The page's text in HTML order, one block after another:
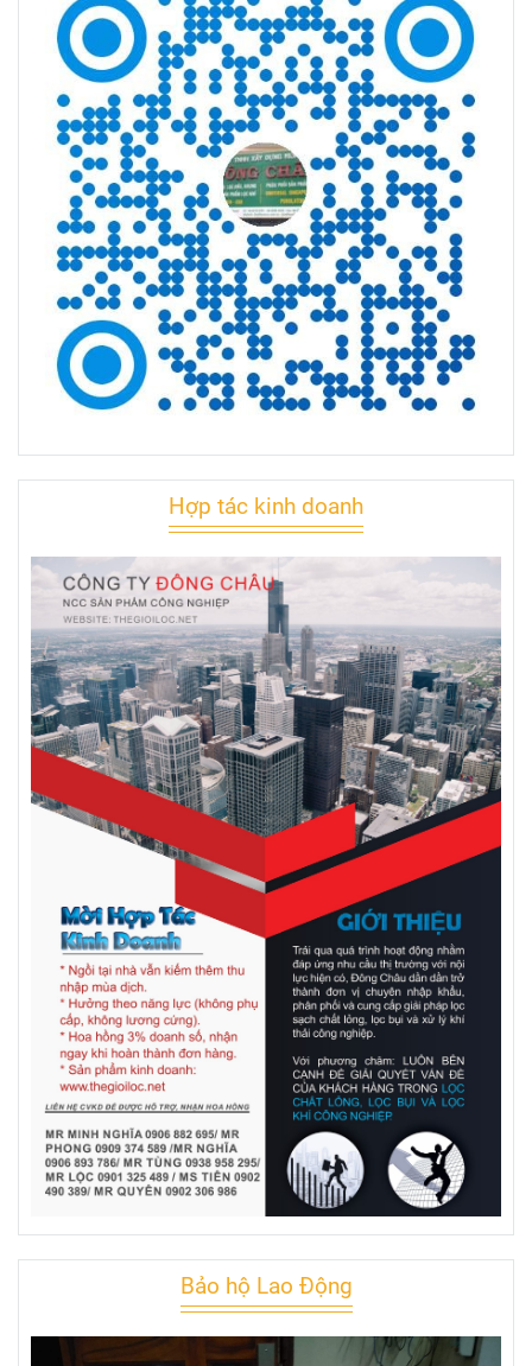
Hợp tác kinh doanh
Bảo hộ Lao Động